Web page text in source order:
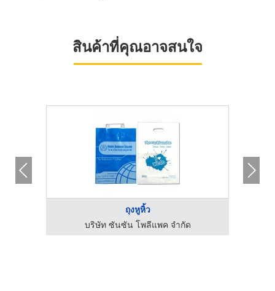
สินค้าที่คุณอาจสนใจ
ถุงหูหิ้ว
บริษัท ซันซัน โพลีแพค จำกัด